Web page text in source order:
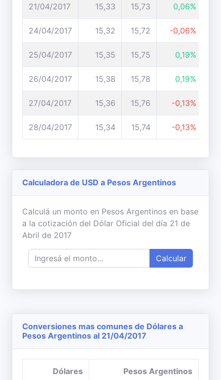
21/04/2017 15,33 15,73 0,06%
24/04/2017 15,32 15,72 -0,06%
25/04/2017 15,35 15,75 0,19%
26/04/2017 15,38 15,78 0,19%
27/04/2017 15,36 15,76 -0,13%
28/04/2017 15,34 15,74 -0,13%
Calculadora de USD a Pesos Argentinos
Calculá un monto en Pesos Argentinos en base
a la cotización del Dólar Oficial del día 21 de
Abril de 2017
Calcular
Conversiones mas comunes de Dólares a
Pesos Argentinos al 21/04/2017
Dólares Pesos Argentinos